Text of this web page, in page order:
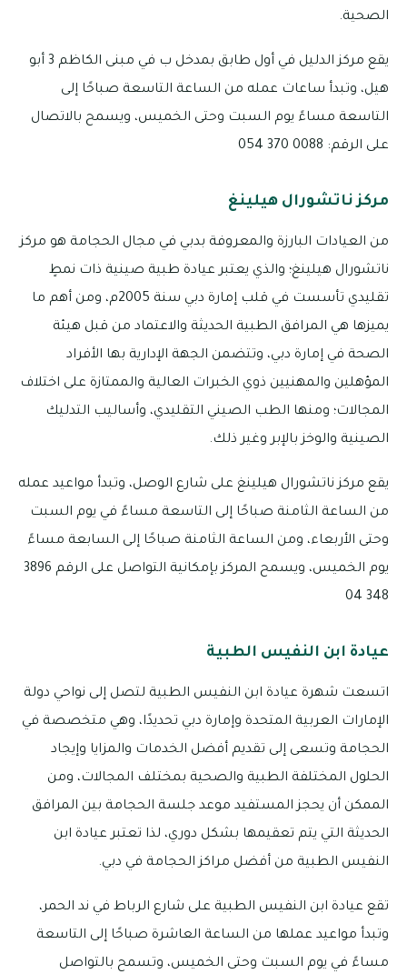
الصحية.
يقع مركز الدليل في أول طابق بمدخل ب في مبنى الكاظم 3 أبو
هيل، وتبدأ ساعات عمله من الساعة التاسعة صباحًا إلى
التاسعة مساءً يوم السبت وحتى الخميس، ويسمح بالاتصال
على الرقم: 0088 370 054
مركز ناتشورال هيلينغ
من العيادات البارزة والمعروفة بدبي في مجال الحجامة هو مركز
ناتشورال هيلينغ؛ والذي يعتبر عيادة طبية صينية ذات نمطٍ
تقليدي تأسست في قلب إمارة دبي سنة 2005م، ومن أهم ما
يميزها هي المرافق الطبية الحديثة والاعتماد من قبل هيئة
الصحة في إمارة دبي، وتتضمن الجهة الإدارية بها الأفراد
المؤهلين والمهنيين ذوي الخبرات العالية والممتازة على اختلاف
المجالات؛ ومنها الطب الصيني التقليدي، وأساليب التدليك
الصينية والوخز بالإبر وغير ذلك.
يقع مركز ناتشورال هيلينغ على شارع الوصل، وتبدأ مواعيد عمله
من الساعة الثامنة صباحًا إلى التاسعة مساءً في يوم السبت
وحتى الأربعاء، ومن الساعة الثامنة صباحًا إلى السابعة مساءً
يوم الخميس، ويسمح المركز بإمكانية التواصل على الرقم 3896
348 04
عيادة ابن النفيس الطبية
اتسعت شهرة عيادة ابن النفيس الطبية لتصل إلى نواحي دولة
الإمارات العربية المتحدة وإمارة دبي تحديدًا، وهي متخصصة في
الحجامة وتسعى إلى تقديم أفضل الخدمات والمزايا وإيجاد
الحلول المختلفة الطبية والصحية بمختلف المجالات، ومن
الممكن أن يحجز المستفيد موعد جلسة الحجامة بين المرافق
الحديثة التي يتم تعقيمها بشكل دوري، لذا تعتبر عيادة ابن
النفيس الطبية من أفضل مراكز الحجامة في دبي.
تقع عيادة ابن النفيس الطبية على شارع الرباط في ند الحمر،
وتبدأ مواعيد عملها من الساعة العاشرة صباحًا إلى التاسعة
مساءً في يوم السبت وحتى الخميس، وتسمح بالتواصل